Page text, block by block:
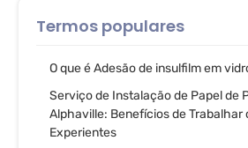
Termos populares
O que é Adesão de insulfilm em
Serviço de Instalação de Papel de
Alphaville: Benefícios de Trabalhar
Experientes